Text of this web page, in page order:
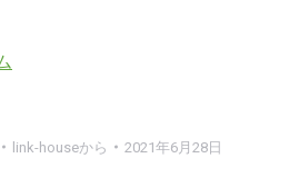
link-houseから 2021年6月28日